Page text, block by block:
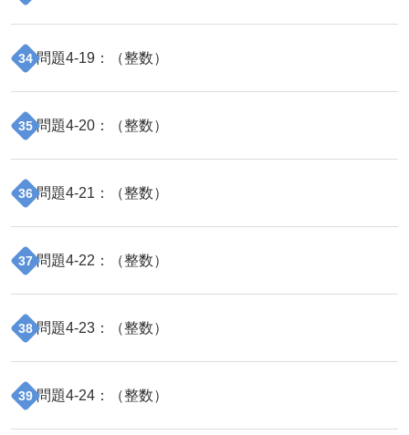
34 問題4-19 ：（整数）
35 問題4-20 ：（整数）
36 問題4-21 ：（整数）
37 問題4-22 ：（整数）
38 問題4-23 ：（整数）
39 問題4-24 ：（整数）